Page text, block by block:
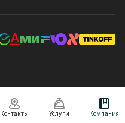
Контакты Услуги Компания